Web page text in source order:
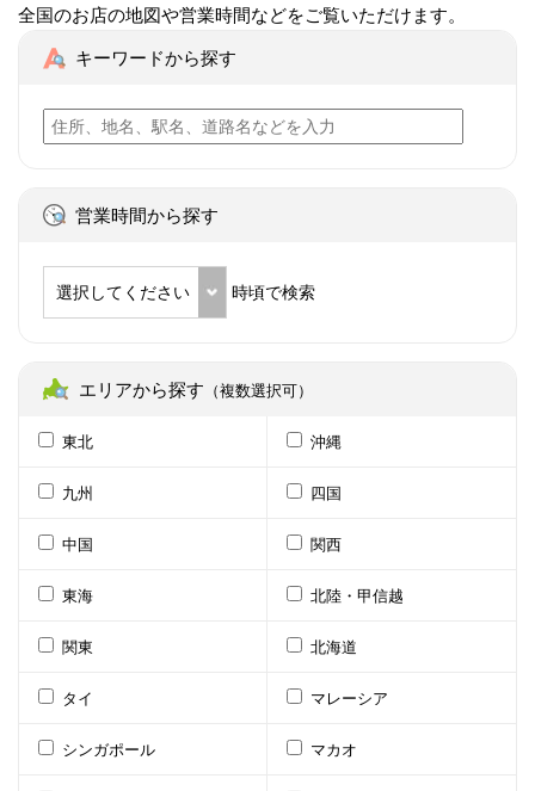
全国のお店の地図や営業時間などをご覧いただけます。
キーワードから探す
営業時間から探す
選択してください 時頃で検索
エリアから探す （複数選択可）
東北 沖縄
九州 四国
中国 関西
東海 北陸・甲信越
関東 北海道
タイ マレーシア
シンガポール マカオ